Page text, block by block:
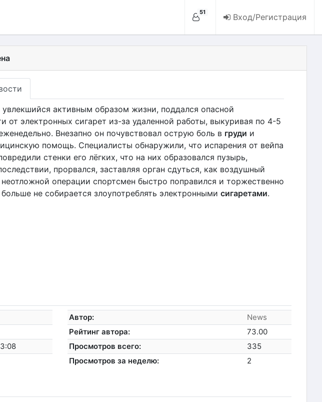
51 Вход/Регистрация
активным образом жизни, поддался опасной
от электронных сигарет из-за удаленной работы, выкуривая по 4-5
Внезапно он почувствовал острую боль в груди и
помощь. Специалисты обнаружили, что испарения от вейпа
стенки его лёгких, что на них образовался пузырь,
прорвался, заставляя орган сдуться, как воздушный
операции спортсмен быстро поправился и торжественно
больше не собирается злоупотреблять электронными сигаретами.
Автор:
News
Рейтинг автора:
73.00
Просмотров всего:
335
Просмотров за неделю:
2